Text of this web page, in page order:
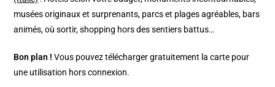
musées originaux et surprenants, parcs et plages agréables, bars
animés, où sortir, shopping hors des sentiers battus…
Bon plan ! Vous pouvez télécharger gratuitement la carte pour
une utilisation hors connexion.